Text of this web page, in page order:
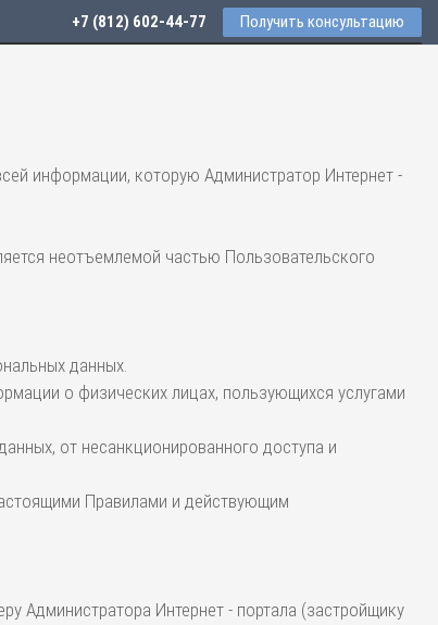
+7 (812) 602-44-77 Получить консультацию
информации, которую Администратор Интернет -
неотъемлемой частью Пользовательского
данных.
о физических лицах, пользующихся услугами
от несанкционированного доступа и
Правилами и действующим
Администратора Интернет - портала (застройщику